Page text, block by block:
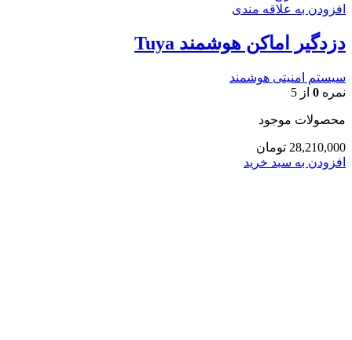
افزودن به علاقه مندی
دزدگیر اماکن هوشمند Tuya
سیستم امنیتی هوشمند
نمره 0 از 5
محصولات موجود
28,210,000 تومان
افزودن به سبد خرید